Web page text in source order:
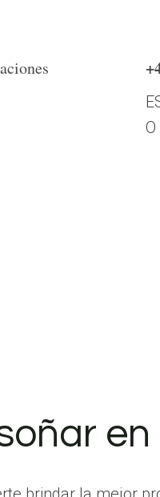
O